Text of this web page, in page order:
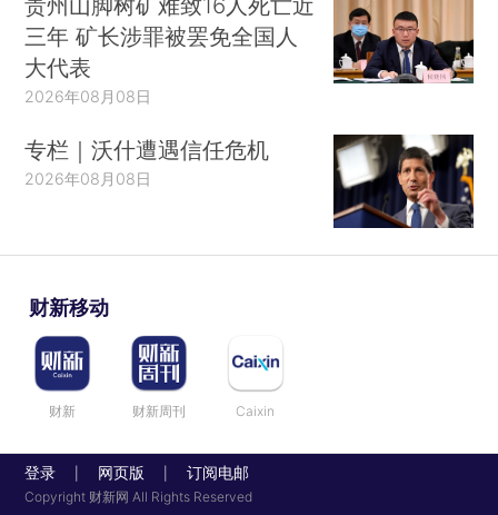
三年 矿长涉罪被罢免全国人
大代表
2026年08月08日
专栏｜沃什遭遇信任危机
2026年08月08日
财新移动
财新 财新周刊 Caixin
登录 网页版 订阅电邮
Copyright 财新网 All Rights Reserved